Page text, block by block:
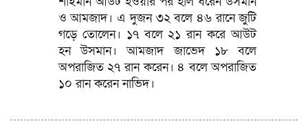
ও আমজাদ। এ দুজন ৩২ বলে ৪৬ রানে জুটি
গড়ে তোলেন। ১৭ বলে ২১ রান করে আউট
হন উসমান। আমজাদ জাভেদ ১৮ বলে
অপরাজিত ২৭ রান করেন। ৪ বলে অপরাজিত
১০ রান করেন নাভিদ।